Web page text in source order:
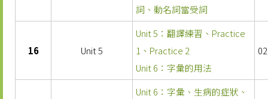
詞、動名詞當受詞
16 Unit 5
Unit 5：翻譯練習、Practice
1、Practice 2
Unit 6：字彙的用法
Unit 6：字彙、生病的症狀、